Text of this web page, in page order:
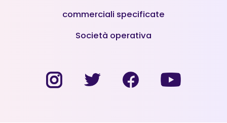
commerciali specificate
Società operativa